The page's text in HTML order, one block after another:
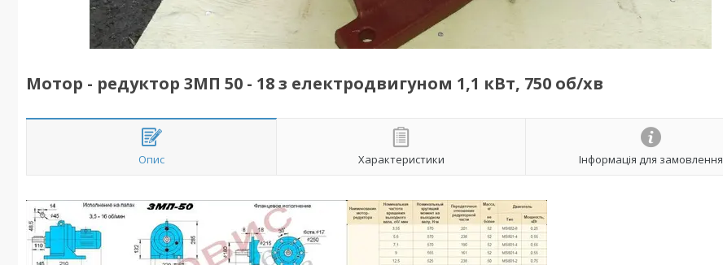
Мотор - редуктор 3МП 50 - 18 з електродвигуном 1,1 кВт, 750 об/хв
Опис Характеристики Інформація для замовлення